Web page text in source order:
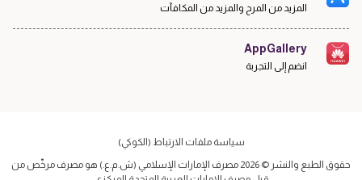
المزيد من المرح والمزيد من المكافآت
AppGallery
انضم إلى التجربة
سياسة ملفات الارتباط (الكوكي)
حقوق الطبع والنشر © 2026 مصرف الإمارات الإسلامي (ش.م.ع.) هو مصرف مرخّص من